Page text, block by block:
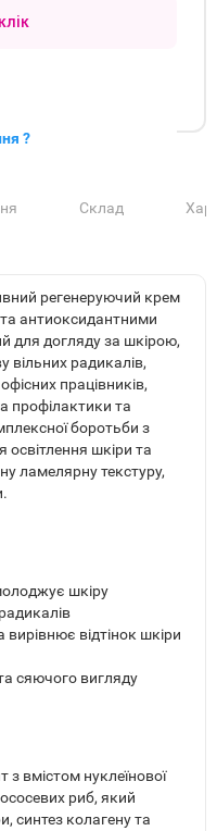
?
Склад
регенеруючий крем
антиоксидантними
для догляду за шкірою,
вільних радикалів,
працівників,
профілактики та
боротьби з
шкіри та
ламелярну текстуру,
шкіру
вирівнює відтінок шкіри
сяючого вигляду
з вмістом нуклеїнової
риб, який
синтез колагену та